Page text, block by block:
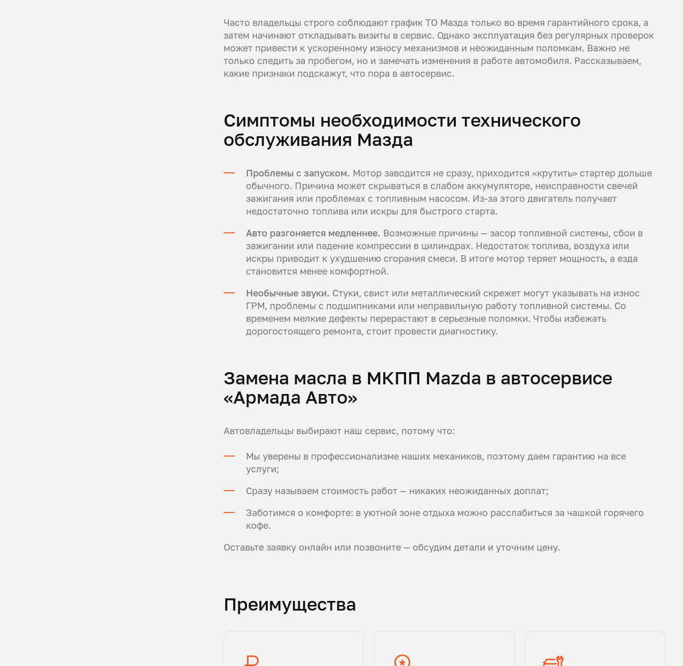
Часто владельцы строго соблюдают график ТО Мазда только во время гарантийного срока, а
затем начинают откладывать визиты в сервис. Однако эксплуатация без регулярных проверок
может привести к ускоренному износу механизмов и неожиданным поломкам. Важно не
только следить за пробегом, но и замечать изменения в работе автомобиля. Рассказываем,
какие признаки подскажут, что пора в автосервис.
Симптомы необходимости технического
обслуживания Мазда
Проблемы с запуском. Мотор заводится не сразу, приходится «крутить» стартер дольше
обычного. Причина может скрываться в слабом аккумуляторе, неисправности свечей
зажигания или проблемах с топливным насосом. Из-за этого двигатель получает
недостаточно топлива или искры для быстрого старта.
Авто разгоняется медленнее. Возможные причины — засор топливной системы, сбои в
зажигании или падение компрессии в цилиндрах. Недостаток топлива, воздуха или
искры приводит к ухудшению сгорания смеси. В итоге мотор теряет мощность, а езда
становится менее комфортной.
Необычные звуки. Стуки, свист или металлический скрежет могут указывать на износ
ГРМ, проблемы с подшипниками или неправильную работу топливной системы. Со
временем мелкие дефекты перерастают в серьезные поломки. Чтобы избежать
дорогостоящего ремонта, стоит провести диагностику.
Замена масла в МКПП Mazda в автосервисе
«Армада Авто»
Автовладельцы выбирают наш сервис, потому что:
Мы уверены в профессионализме наших механиков, поэтому даем гарантию на все
услуги;
Сразу называем стоимость работ — никаких неожиданных доплат;
Заботимся о комфорте: в уютной зоне отдыха можно расслабиться за чашкой горячего
кофе.
Оставьте заявку онлайн или позвоните — обсудим детали и уточним цену.
Преимущества